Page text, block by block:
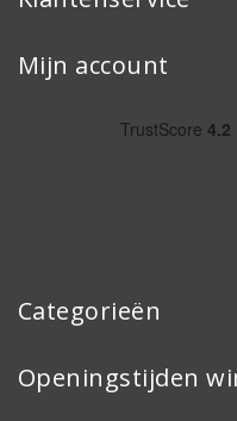
Mijn account
Categorieën
Openingstijden